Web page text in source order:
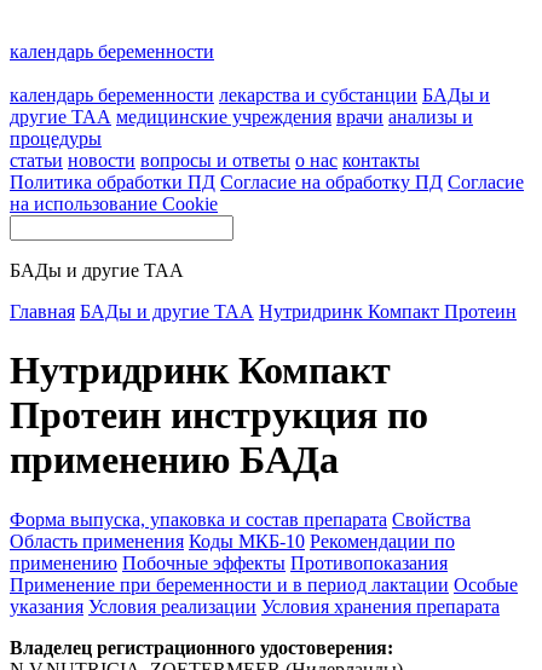
календарь беременности
календарь беременности лекарства и субстанции БАДы и
другие ТАА медицинские учреждения врачи анализы и
процедуры
статьи новости вопросы и ответы о нас контакты
Политика обработки ПД Согласие на обработку ПД Согласие
на использование Cookie
БАДы и другие ТАА
Главная БАДы и другие ТАА Нутридринк Компакт Протеин
Нутридринк Компакт
Протеин инструкция по
применению БАДа
Форма выпуска, упаковка и состав препарата Свойства
Область применения Коды МКБ-10 Рекомендации по
применению Побочные эффекты Противопоказания
Применение при беременности и в период лактации Особые
указания Условия реализации Условия хранения препарата
Владелец регистрационного удостоверения: